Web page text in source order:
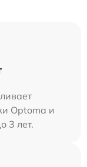
Optoma и
3 лет.